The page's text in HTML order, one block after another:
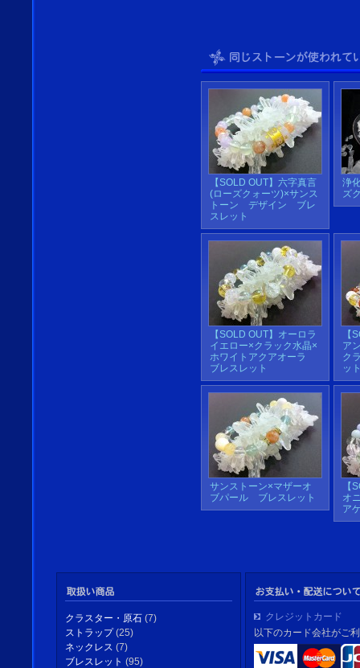
【SOLD OUT】六字真言
(ローズクォーツ)×サンス
トーン デザイン ブレ
スレット
浄
ズ
【SOLD OUT】オーロラ
イエロー×クラック水晶×
ホワイトアクアオーラ
ブレスレット
【
ア
ク
ッ
サンストーン×マザーオ
ブパール ブレスレット
【
オ
ア
クラスター・原石 (7)
ストラップ(25)
ネックレス (7)
ブレスレット (95)
クレジットカード
以下のカード会社がご